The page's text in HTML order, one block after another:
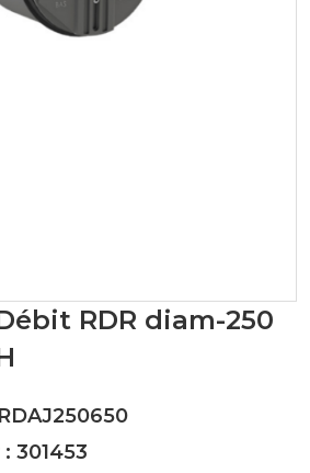
RDR diam-250
301453